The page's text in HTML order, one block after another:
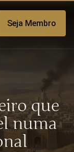
Seja Membro
que
numa